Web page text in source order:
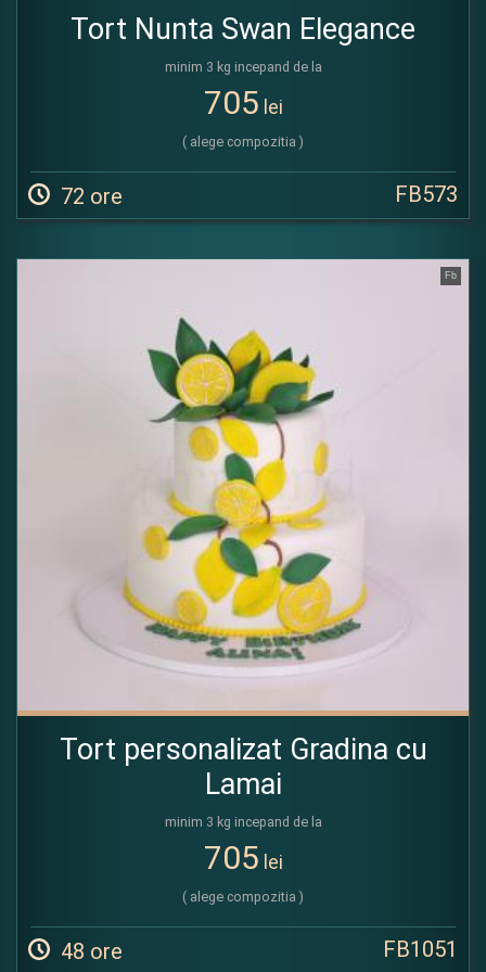
Tort Nunta Swan Elegance
minim 3 kg incepand de la
705 lei
( alege compozitia )
72 ore FB573
Fb
Tort personalizat Gradina cu
Lamai
minim 3 kg incepand de la
705 lei
( alege compozitia )
48 ore FB1051